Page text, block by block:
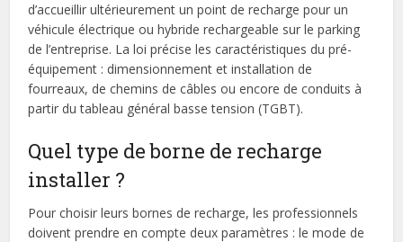
d’accueillir ultérieurement un point de recharge pour un
véhicule électrique ou hybride rechargeable sur le parking
de l’entreprise. La loi précise les caractéristiques du pré-
équipement : dimensionnement et installation de
fourreaux, de chemins de câbles ou encore de conduits à
partir du tableau général basse tension (TGBT).
Quel type de borne de recharge
installer ?
Pour choisir leurs bornes de recharge, les professionnels
doivent prendre en compte deux paramètres : le mode de